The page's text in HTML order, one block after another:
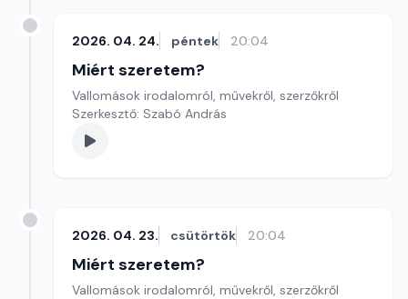
2026. 04. 24. péntek 20:04
Miért szeretem?
Vallomások irodalomról, művekről, szerzőkről
Szerkesztő: Szabó András
2026. 04. 23. csütörtök 20:04
Miért szeretem?
Vallomások irodalomról, művekről, szerzőkről